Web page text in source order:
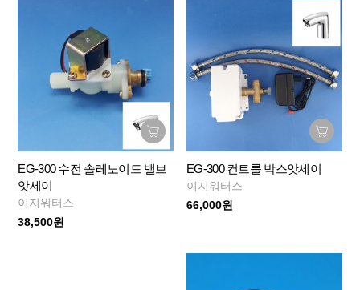
EG-300 수전 솔레노이드 밸브
앗세이
이지워터스
38,500원
EG-300 컨트롤 박스앗세이
이지워터스
66,000원